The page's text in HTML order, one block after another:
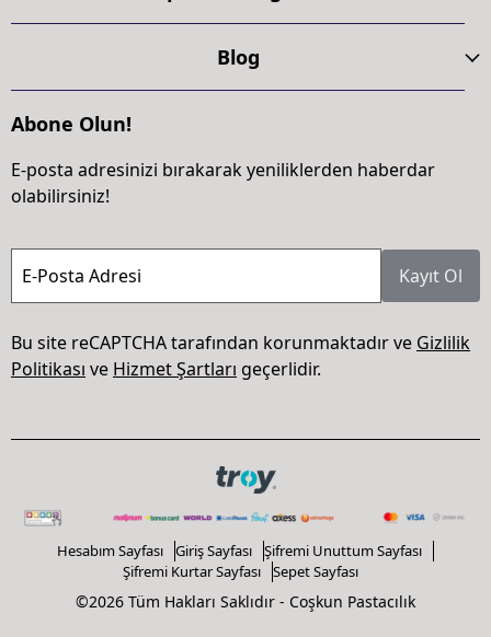
Blog
Abone Olun!
E-posta adresinizi bırakarak yeniliklerden haberdar
olabilirsiniz!
E-Posta Adresi Kayıt Ol
Bu site reCAPTCHA tarafından korunmaktadır ve Gizlilik
Politikası ve Hizmet Şartları geçerlidir.
Hesabım Sayfası Giriş Sayfası
Şifremi Unuttum Sayfası
Şifremi Kurtar Sayfası
Sepet Sayfası
©2026 Tüm Hakları Saklıdır - Coşkun Pastacılık